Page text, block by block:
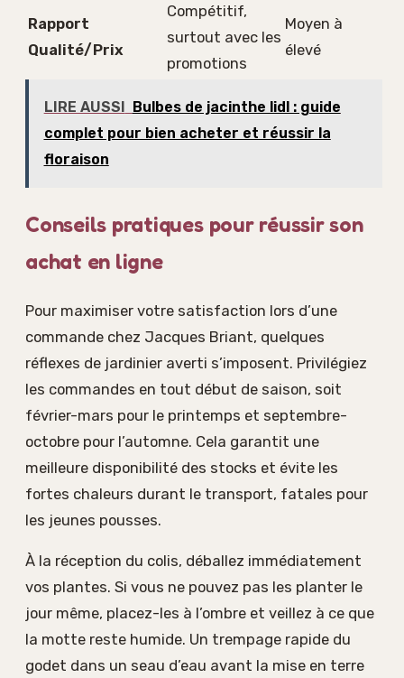
Rapport
Qualité/Prix
Compétitif,
surtout avec les
promotions
Moyen à
élevé
LIRE AUSSI
Bulbes de jacinthe lidl : guide
complet pour bien acheter et réussir la
floraison
Conseils pratiques pour réussir son
achat en ligne
Pour maximiser votre satisfaction lors d’une
commande chez Jacques Briant, quelques
réflexes de jardinier averti s’imposent. Privilégiez
les commandes en tout début de saison, soit
février-mars pour le printemps et septembre-
octobre pour l’automne. Cela garantit une
meilleure disponibilité des stocks et évite les
fortes chaleurs durant le transport, fatales pour
les jeunes pousses.
À la réception du colis, déballez immédiatement
vos plantes. Si vous ne pouvez pas les planter le
jour même, placez-les à l’ombre et veillez à ce que
la motte reste humide. Un trempage rapide du
godet dans un seau d’eau avant la mise en terre